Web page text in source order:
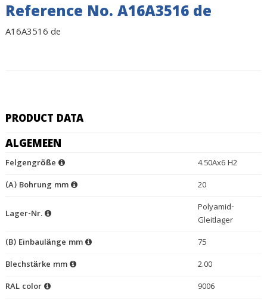
Reference No. A16A3516 de
A16A3516 de
PRODUCT DATA
ALGEMEEN
Felgengröße
4.50Ax6 H2
(A) Bohrung mm
20
Lager-Nr.
Polyamid-
Gleitlager
(B) Einbaulänge mm
75
Blechstärke mm
2.00
RAL color
9006